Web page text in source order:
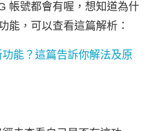
帳號都會有喔，想知道為什
能，可以查看這篇解析：
能？這篇告訴你解法及原